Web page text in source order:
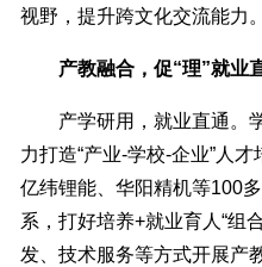
视野，提升跨文化交流能力。
产教融合，促“理”就业
产学研用，就业直通。
力打造“产业-学校-企业”人
亿纬锂能、华阳精机等100
系，打好培养+就业育人“组
发、技术服务等方式开展产